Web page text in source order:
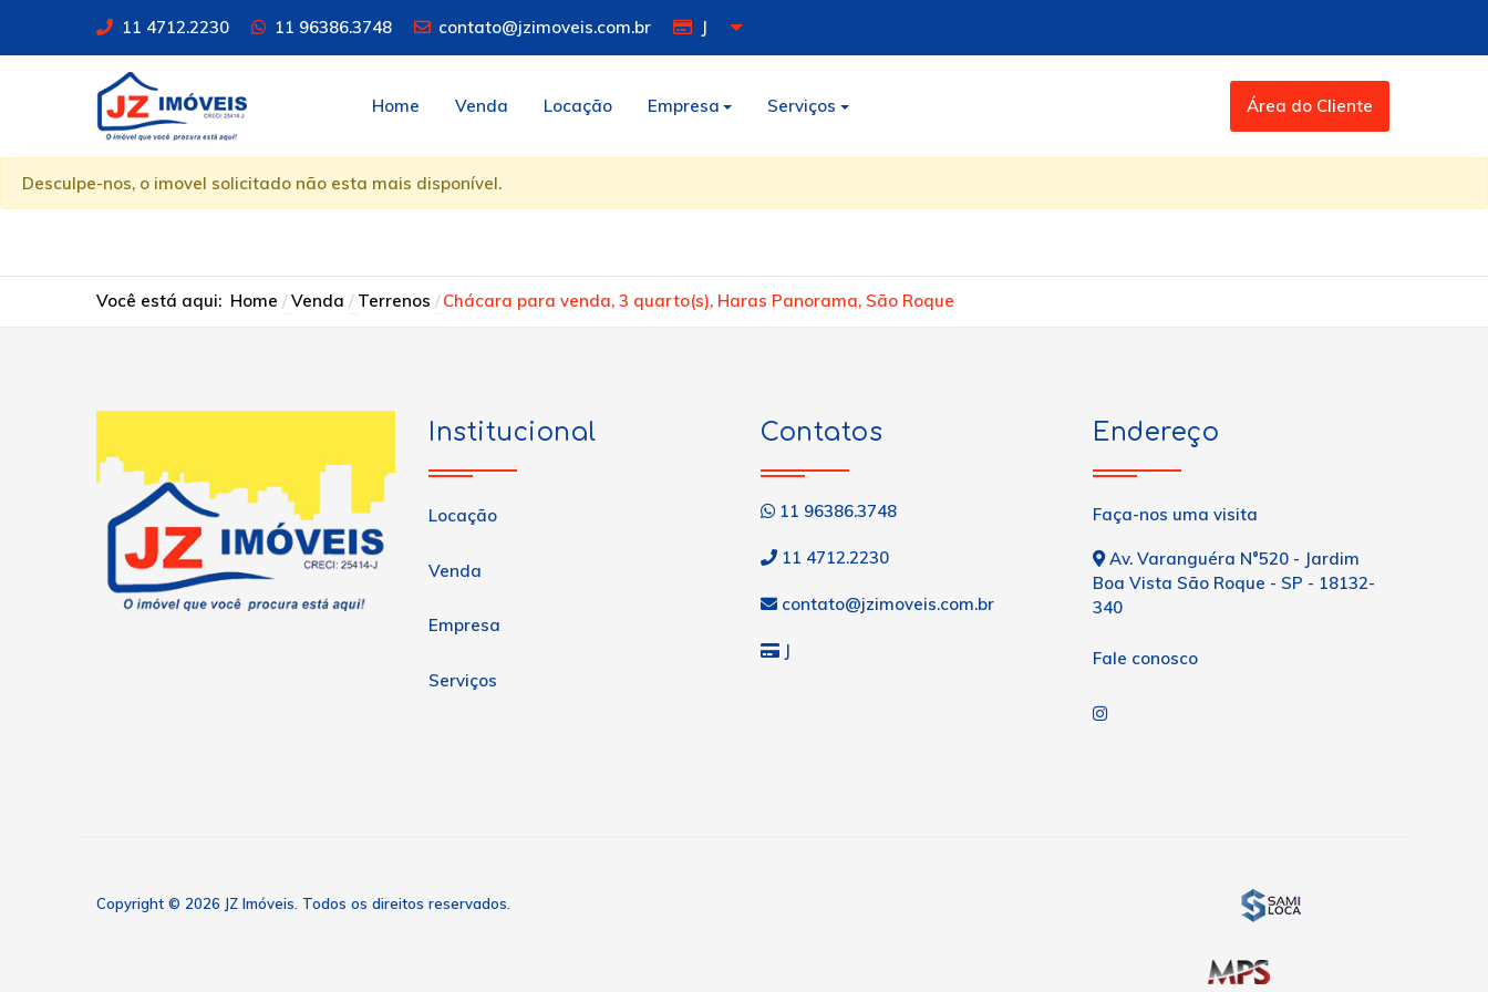
11 4712.2230 11 96386.3748 contato@jzimoveis.com.br J
Home Venda Locação Empresa Serviços Área do Cliente
Desculpe-nos, o imovel solicitado não esta mais disponível.
Você está aqui: Home Venda Terrenos Chácara para venda, 3 quarto(s), Haras Panorama, São Roque
Institucional
Locação
Venda
Empresa
Serviços
Contatos
11 96386.3748
11 4712.2230
contato@jzimoveis.com.br
J
Endereço
Faça-nos uma visita
Av. Varanguéra N°520 - Jardim
Boa Vista São Roque - SP - 18132-
340
Fale conosco
Copyright © 2026 JZ Imóveis. Todos os direitos reservados.